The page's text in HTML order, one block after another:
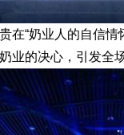
“奶业人的自信情
业的决心，引发全